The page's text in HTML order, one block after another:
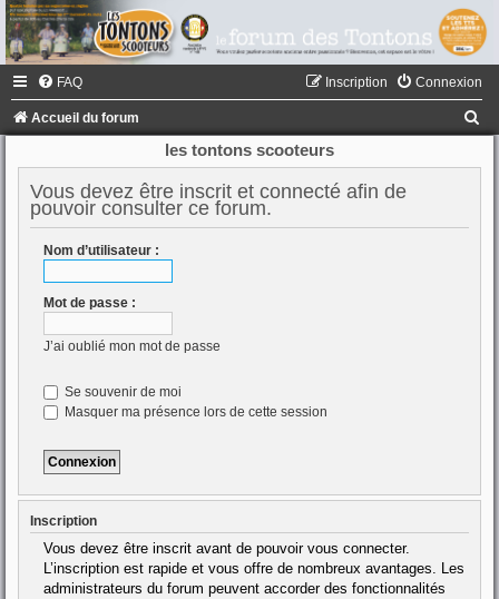
FAQ Connexion
Inscription
Accueil du forum
les tontons scooteurs
Vous devez être inscrit et connecté afin de
pouvoir consulter ce forum.
Nom d’utilisateur :
Mot de passe :
J’ai oublié mon mot de passe
Se souvenir de moi
Masquer ma présence lors de cette session
Inscription
Vous devez être inscrit avant de pouvoir vous connecter.
L’inscription est rapide et vous offre de nombreux avantages. Les
administrateurs du forum peuvent accorder des fonctionnalités